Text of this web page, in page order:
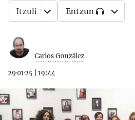
Carlos González
29·01·25 19:44
Itzuli Entzun